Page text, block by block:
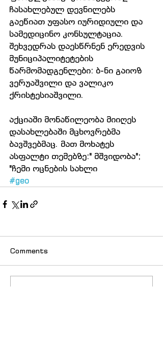
ჩასახლებულ დევნილებს
გაეწიათ უფასო იურიდიული და
სამედიცინო კონსულტაცია.
შეხვედრას დაესწრნენ ერედვის
მუნიციპალიტეტების
წარმომადგენლები: ბ-ნი გაიოზ
ვერუაშვილი და ვალიკო
ქრისტესიაშვილი.
აქციაში მონაწილეობა მიიღეს
დასახლებაში მცხოვრებმა
ბავშვებმაც. მათ მოხატეს
ასფალტი თემებზე:" მშვიდობა";
"ჩემი ოცნების სახლი
#geo
Comments